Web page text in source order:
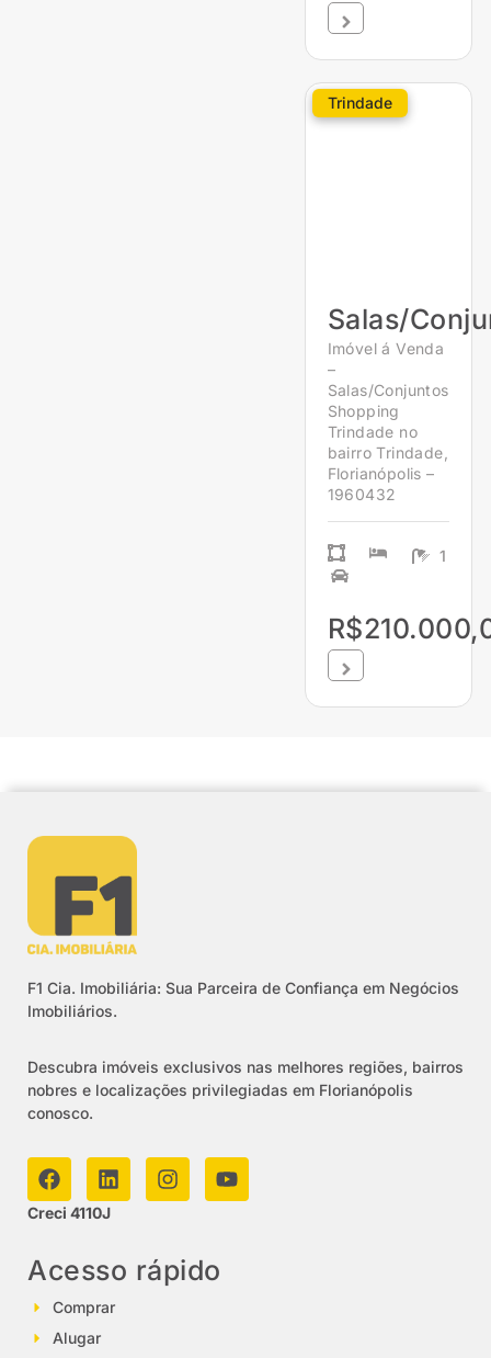
Trindade
Salas/
Imóvel á Venda
–
Salas/Conjuntos
Shopping
Trindade no
bairro Trindade,
Florianópolis –
1960432
1
F1 Cia. Imobiliária: Sua Parceira de Confiança em Negócios
Imobiliários.
Descubra imóveis exclusivos nas melhores regiões, bairros
nobres e localizações privilegiadas em Florianópolis
conosco.
Creci 4110J
Acesso rápido
Comprar
Alugar